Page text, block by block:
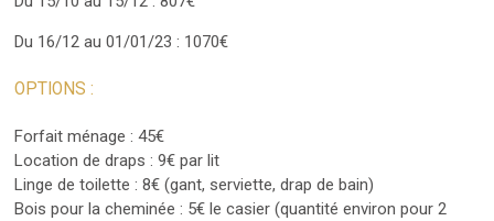
Du 16/12 au 01/01/23 : 1070€
OPTIONS :
Forfait ménage : 45€
Location de draps : 9€ par lit
Linge de toilette : 8€ (gant, serviette, drap de bain)
Bois pour la cheminée : 5€ le casier (quantité environ pour 2